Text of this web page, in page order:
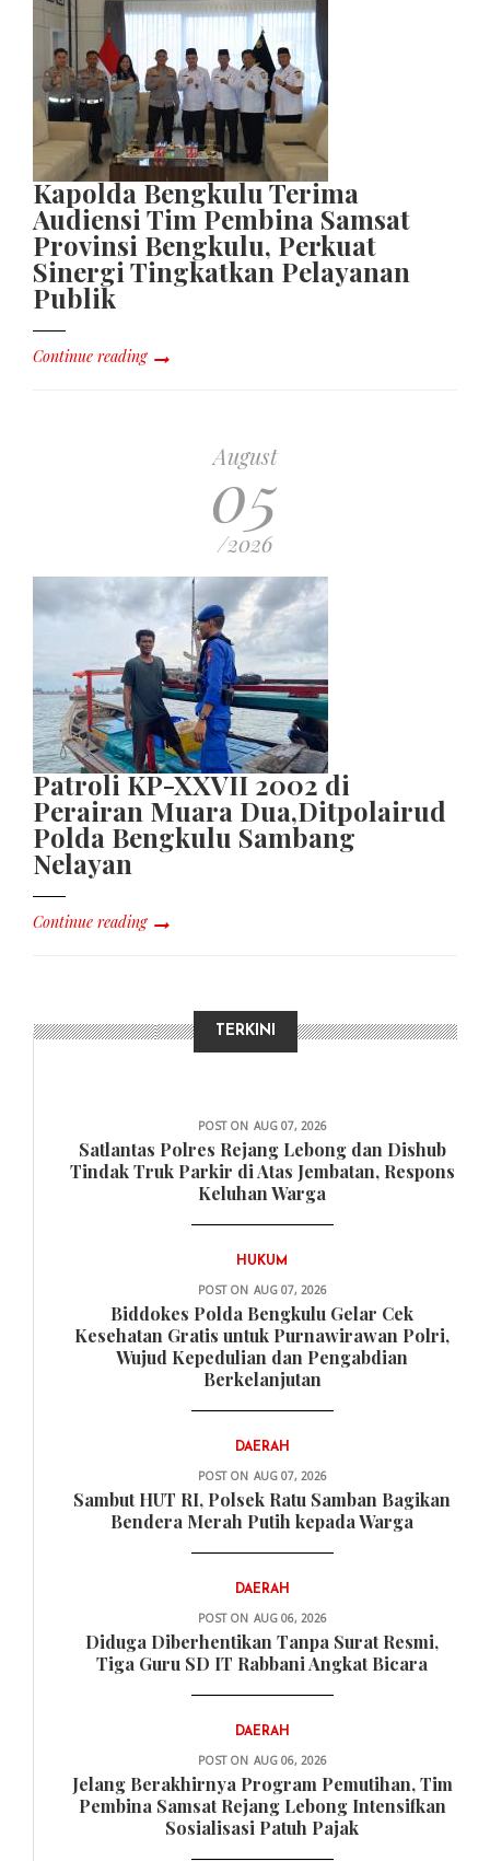
Kapolda Bengkulu Terima
Audiensi Tim Pembina Samsat
Provinsi Bengkulu, Perkuat
Sinergi Tingkatkan Pelayanan
Publik
Continue reading
August
05
/2026
Patroli KP-XXVII 2002 di
Perairan Muara Dua,Ditpolairud
Polda Bengkulu Sambang
Nelayan
Continue reading
TERKINI
POST ON AUG 07, 2026
Satlantas Polres Rejang Lebong dan Dishub
Tindak Truk Parkir di Atas Jembatan, Respons
Keluhan Warga
HUKUM
POST ON AUG 07, 2026
Biddokes Polda Bengkulu Gelar Cek
Kesehatan Gratis untuk Purnawirawan Polri,
Wujud Kepedulian dan Pengabdian
Berkelanjutan
DAERAH
POST ON AUG 07, 2026
Sambut HUT RI, Polsek Ratu Samban Bagikan
Bendera Merah Putih kepada Warga
DAERAH
POST ON AUG 06, 2026
Diduga Diberhentikan Tanpa Surat Resmi,
Tiga Guru SD IT Rabbani Angkat Bicara
DAERAH
POST ON AUG 06, 2026
Jelang Berakhirnya Program Pemutihan, Tim
Pembina Samsat Rejang Lebong Intensifkan
Sosialisasi Patuh Pajak